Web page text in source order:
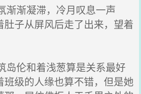
渐凝滞，冷月叹息一声
肚子从屏风后走了出来，望着
伦和着浅葱算是关系最好
班级的人缘也算不错，但是她